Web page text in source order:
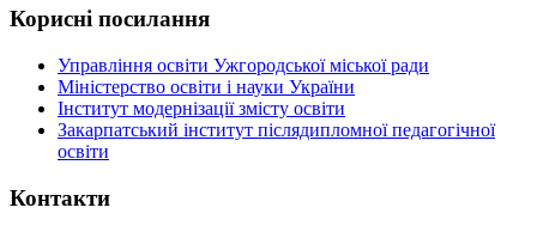
Корисні посилання
Управління освіти Ужгородської міської ради
Міністерство освіти і науки України
Інститут модернізації змісту освіти
Закарпатський інститут післядипломної педагогічної
освіти
Контакти